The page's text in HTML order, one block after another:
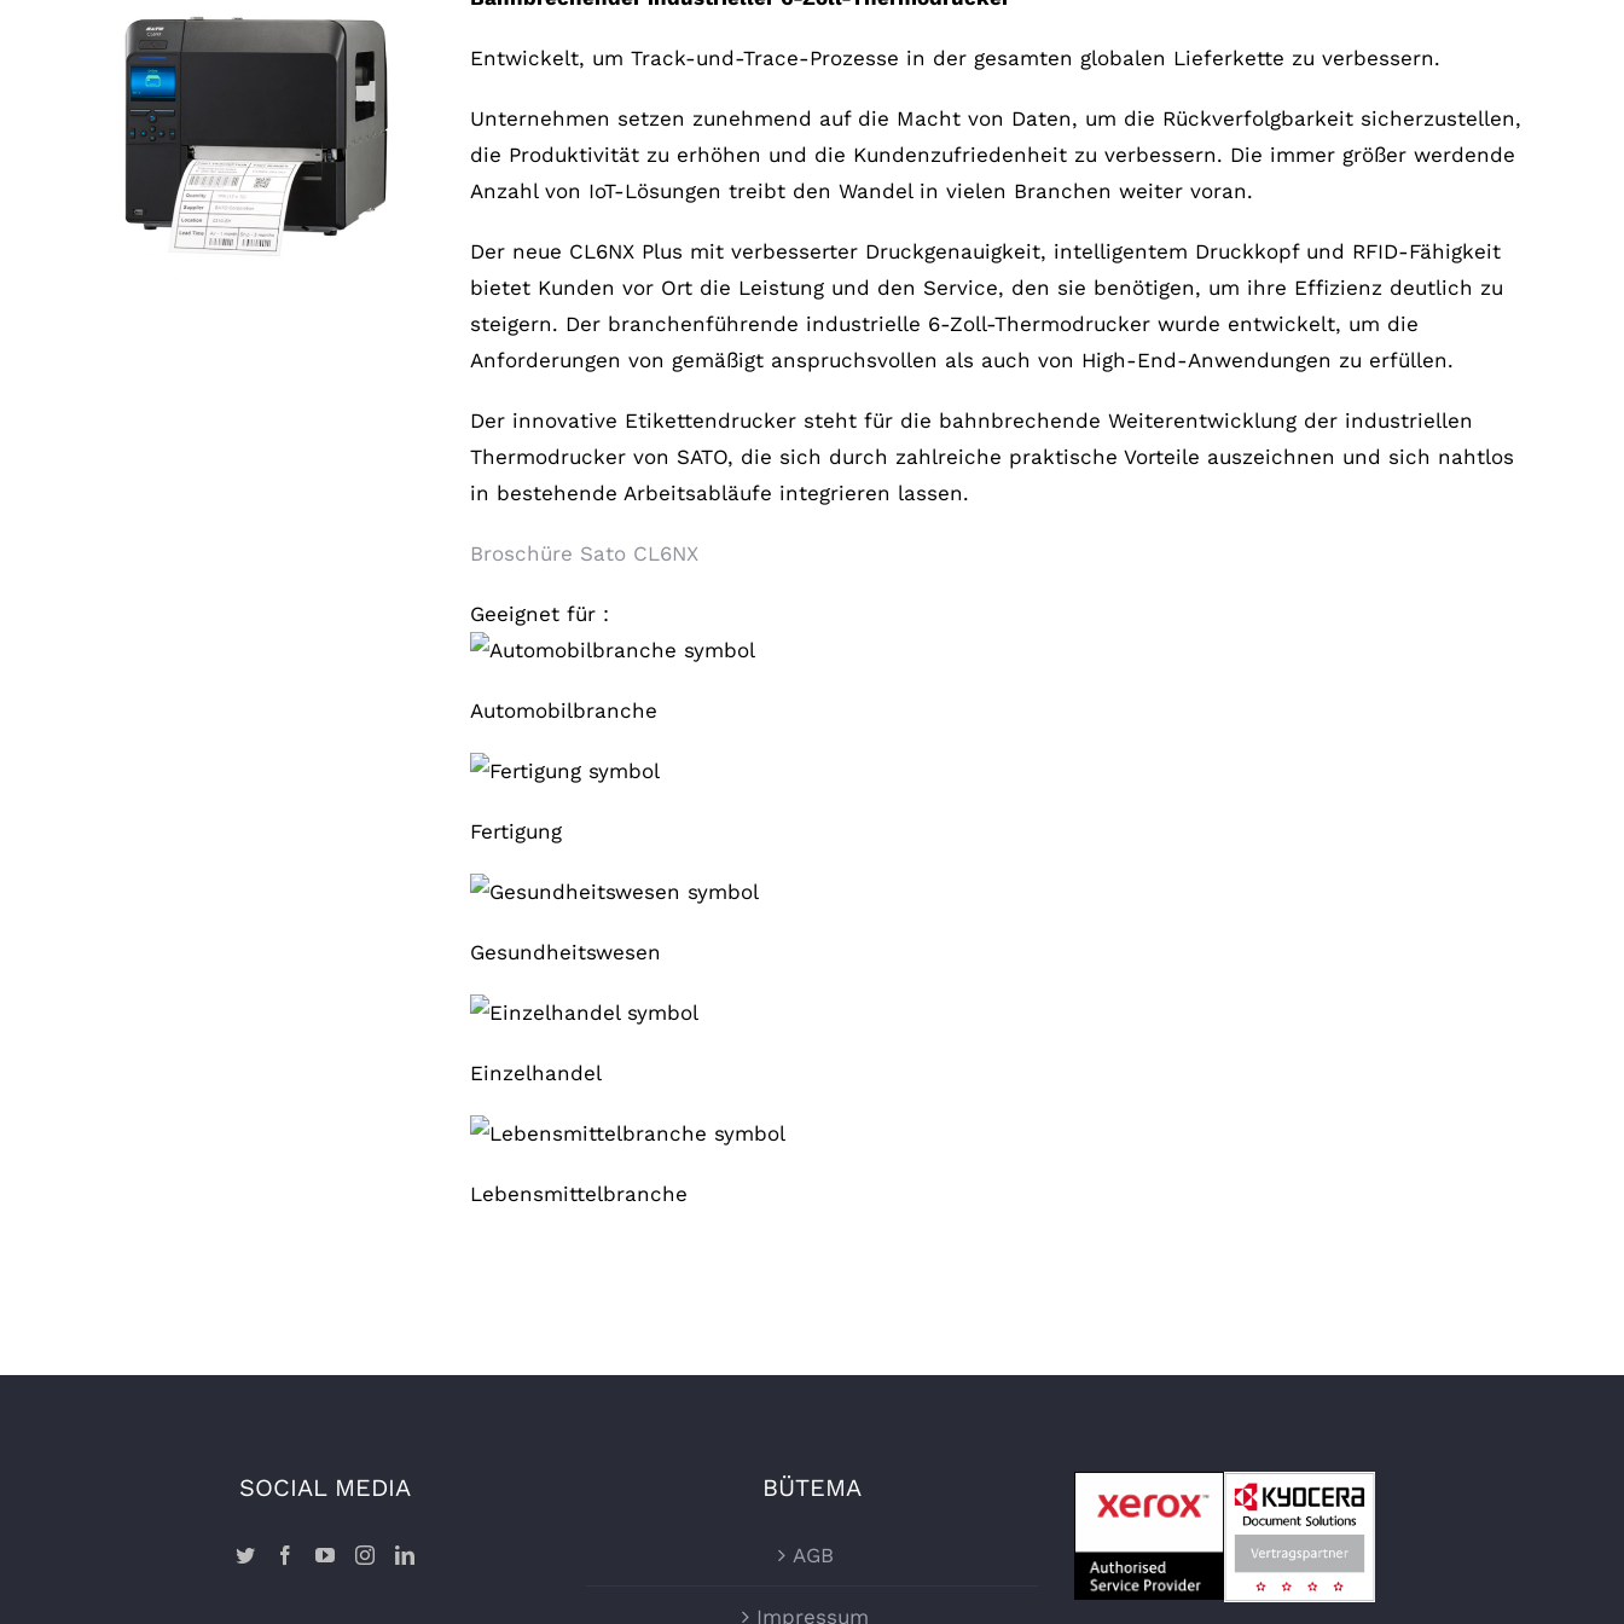
Entwickelt, um Track-und-Trace-Prozesse in der gesamten globalen Lieferkette zu verbessern.
Unternehmen setzen zunehmend auf die Macht von Daten, um die Rückverfolgbarkeit sicherzustellen,
die Produktivität zu erhöhen und die Kundenzufriedenheit zu verbessern. Die immer größer werdende
Anzahl von IoT-Lösungen treibt den Wandel in vielen Branchen weiter voran.
Der neue CL6NX Plus mit verbesserter Druckgenauigkeit, intelligentem Druckkopf und RFID-Fähigkeit
bietet Kunden vor Ort die Leistung und den Service, den sie benötigen, um ihre Effizienz deutlich zu
steigern. Der branchenführende industrielle 6-Zoll-Thermodrucker wurde entwickelt, um die
Anforderungen von gemäßigt anspruchsvollen als auch von High-End-Anwendungen zu erfüllen.
Der innovative Etikettendrucker steht für die bahnbrechende Weiterentwicklung der industriellen
Thermodrucker von SATO, die sich durch zahlreiche praktische Vorteile auszeichnen und sich nahtlos
in bestehende Arbeitsabläufe integrieren lassen.
Broschüre Sato CL6NX
Geeignet für :
Automobilbranche
Fertigung
Gesundheitswesen
Einzelhandel
Lebensmittelbranche
SOCIAL MEDIA BÜTEMA
AGB
Impressum